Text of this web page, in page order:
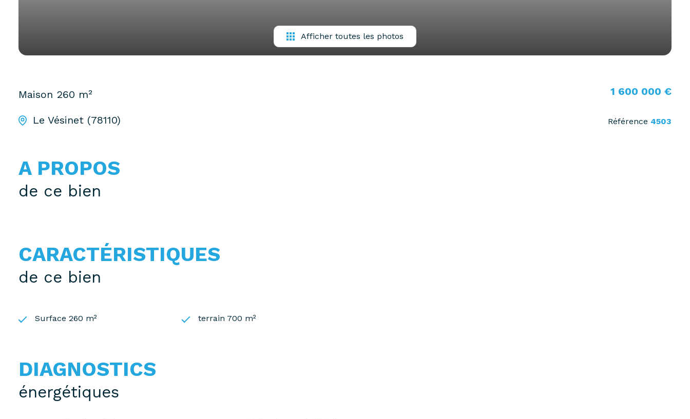
Afficher toutes les photos
Maison 260 m²
Le Vésinet (78110)
1 600 000 €
Référence 4503
A PROPOS
de ce bien
CARACTÉRISTIQUES
de ce bien
Surface 260 m² terrain 700 m²
DIAGNOSTICS
énergétiques